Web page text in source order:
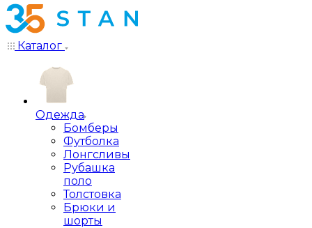
Каталог
Одежда
Бомберы
Футболка
Лонгсливы
Рубашка
поло
Толстовка
Брюки и
шорты